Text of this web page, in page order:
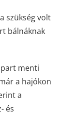
szükség volt
bálnáknak
menti
a hajókon
a
és